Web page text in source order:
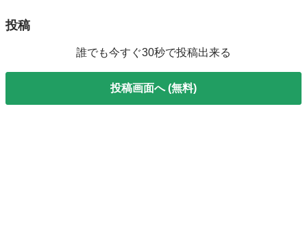
投稿
誰でも今すぐ30秒で投稿出来る
投稿画面へ (無料)